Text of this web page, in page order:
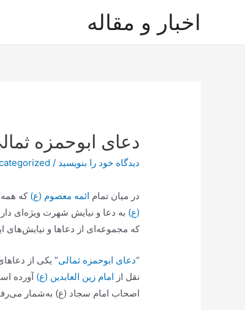
اخبار و مقاله
دعای ابوحمزه
دیدگاه‌ خود را بنویسید /
در میان تمام ائمه معصوم (ع) که همه
(ع) به دعا و نیایش شهرت ویژه‌ای
که مجموعه‌ای از دعاها و نیایش‌های
“دعای ابوحمزه ثمالی” یکی از
نقل از امام زین العابدین (ع) آورده
اصحاب امام سجاد (ع) به‌شمار